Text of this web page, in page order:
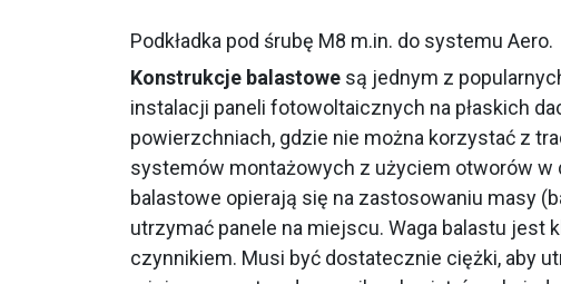
Podkładka pod śrubę M8 m.in. do systemu Aero.
Konstrukcje balastowe są jednym z
instalacji paneli fotowoltaicznych na płaskich
powierzchniach, gdzie nie można korzystać z
systemów montażowych z użyciem otworów w
balastowe opierają się na zastosowaniu masy
utrzymać panele na miejscu. Waga balastu jest
czynnikiem. Musi być dostatecznie ciężki, aby